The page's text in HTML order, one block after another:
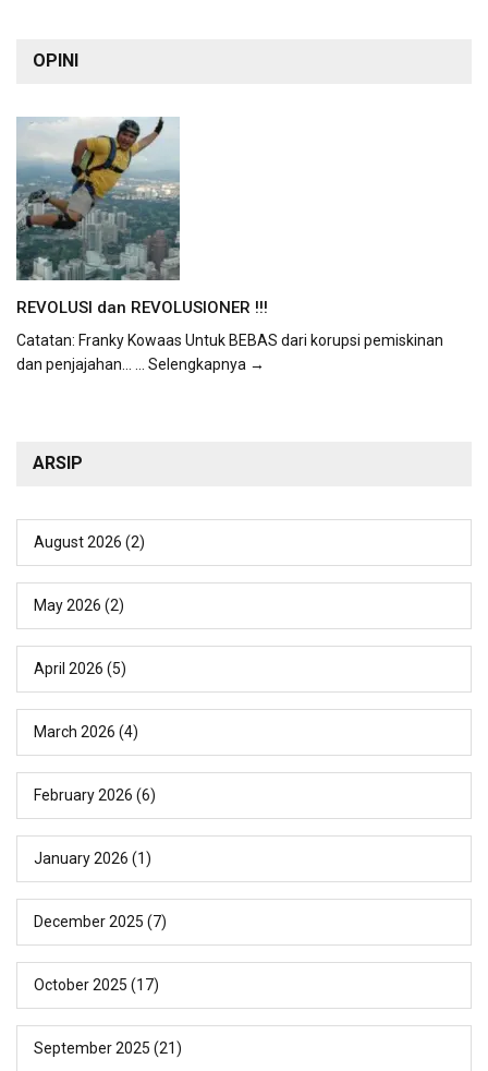
OPINI
REVOLUSI dan REVOLUSIONER !!!
Catatan: Franky Kowaas Untuk BEBAS dari korupsi pemiskinan
dan penjajahan...
... Selengkapnya →
ARSIP
August 2026 (2)
May 2026 (2)
April 2026 (5)
March 2026 (4)
February 2026 (6)
January 2026 (1)
December 2025 (7)
October 2025 (17)
September 2025 (21)